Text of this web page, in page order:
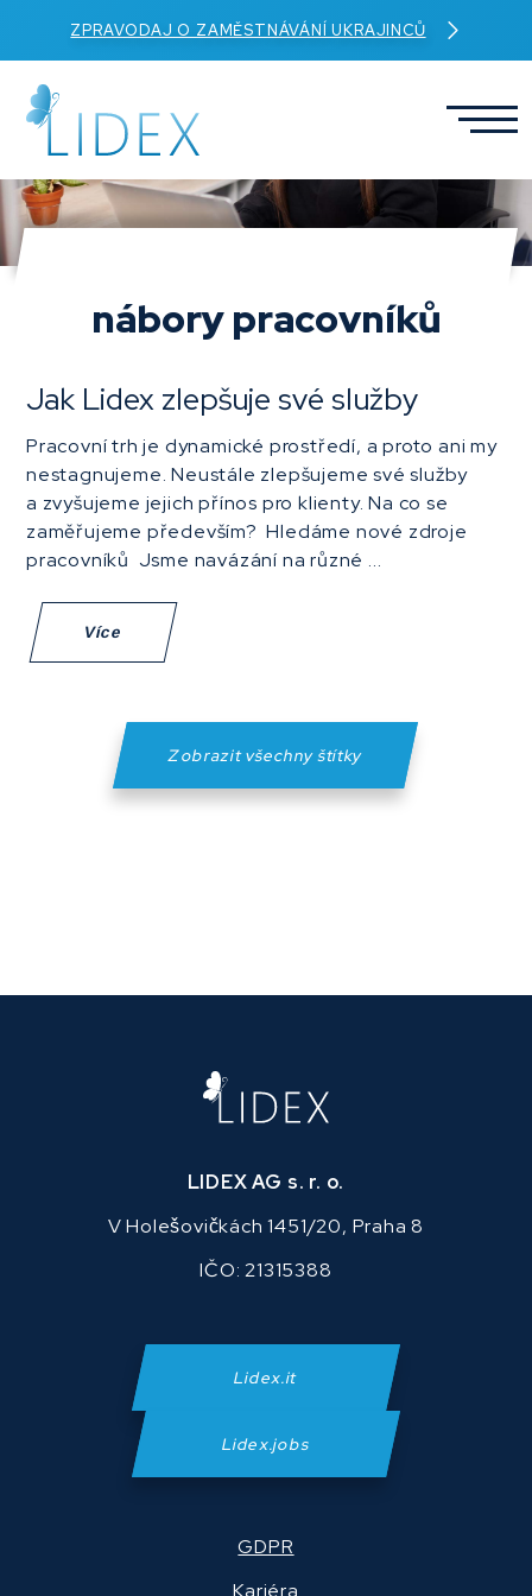
ZPRAVODAJ O ZAMĚSTNÁVÁNÍ UKRAJINCŮ
nábory pracovníků
Jak Lidex zlepšuje své služby
Pracovní trh je dynamické prostředí, a proto ani my
nestagnujeme. Neustále zlepšujeme své služby
a zvyšujeme jejich přínos pro klienty. Na co se
zaměřujeme především? Hledáme nové zdroje
pracovníků Jsme navázání na různé ...
Více
Zobrazit všechny štítky
LIDEX AG s. r. o.
V Holešovičkách 1451/20, Praha 8
IČO: 21315388
Lidex.it
Lidex.jobs
GDPR
Kariéra